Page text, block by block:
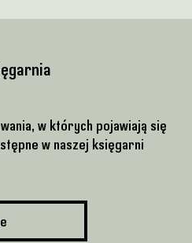
w których pojawiają się
w naszej księgarni